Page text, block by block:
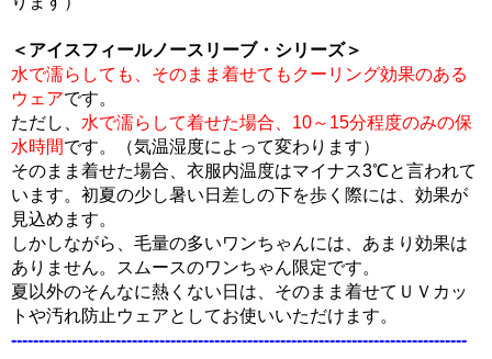
＜アイスフィールノースリーブ・シリーズ＞
水で濡らしても、そのまま着せてもクーリング効果のある
ウェアです。
ただし、 水で濡らして着せた場合、10～15分程度のみの保
水時間です。（気温湿度によって変わります）
そのまま着せた場合、衣服内温度はマイナス3℃と言われて
います。初夏の少し暑い日差しの下を歩く際には、効果が
見込めます。
しかしながら、毛量の多いワンちゃんには、あまり効果は
ありません。スムースのワンちゃん限定です。
夏以外のそんなに熱くない日は、そのまま着せてＵＶカッ
トや汚れ防止ウェアとしてお使いいただけます。
-----------------------------------------------------------------------------------